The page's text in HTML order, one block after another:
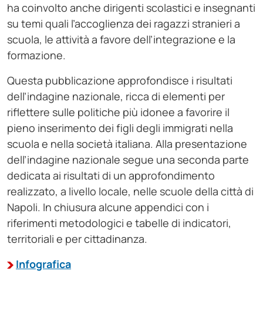
ha coinvolto anche dirigenti scolastici e insegnanti
su temi quali l’accoglienza dei ragazzi stranieri a
scuola, le attività a favore dell’integrazione e la
formazione.
Questa pubblicazione approfondisce i risultati
dell’indagine nazionale, ricca di elementi per
riflettere sulle politiche più idonee a favorire il
pieno inserimento dei figli degli immigrati nella
scuola e nella società italiana. Alla presentazione
dell’indagine nazionale segue una seconda parte
dedicata ai risultati di un approfondimento
realizzato, a livello locale, nelle scuole della città di
Napoli. In chiusura alcune appendici con i
riferimenti metodologici e tabelle di indicatori,
territoriali e per cittadinanza.
Infografica